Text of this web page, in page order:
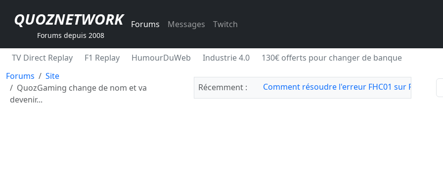
QUOZNETWORK
Forums depuis 2008
Forums Messages Twitch
TV Direct Replay F1 Replay HumourDuWeb Industrie 4.0
130€ offerts pour changer de banque
Forums
Site
QuozGaming change de nom et va
devenir...
Récemment : Comment résoudre l'erreur FHC01 sur Forza